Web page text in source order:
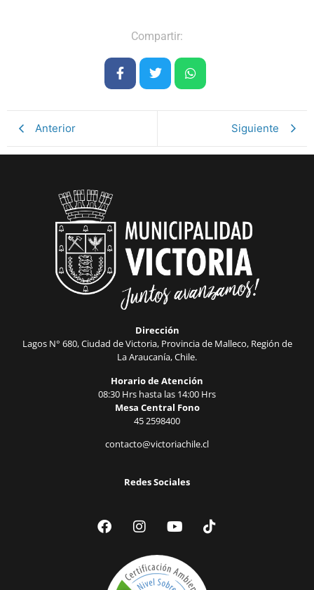
Compartir:
Anterior Siguiente
Dirección
Lagos N° 680, Ciudad de Victoria, Provincia de Malleco, Región de
La Araucanía, Chile.
Horario de Atención
08:30 Hrs hasta las 14:00 Hrs
Mesa Central Fono
45 2598400
contacto@victoriachile.cl
Redes Sociales